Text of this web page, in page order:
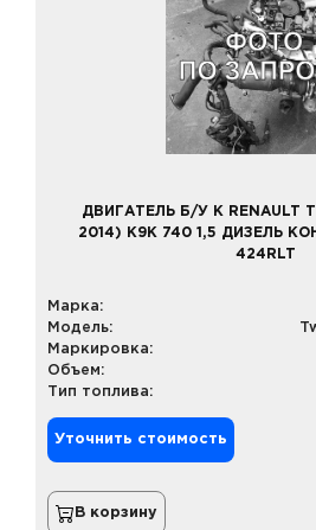
ДВИГАТЕЛЬ Б/У К RENAULT
2014) K9K 740 1,5 ДИЗЕЛЬ
424RLT
Марка:
Модель:
Маркировка:
Объем:
Тип топлива:
Уточнить стоимость
В корзину